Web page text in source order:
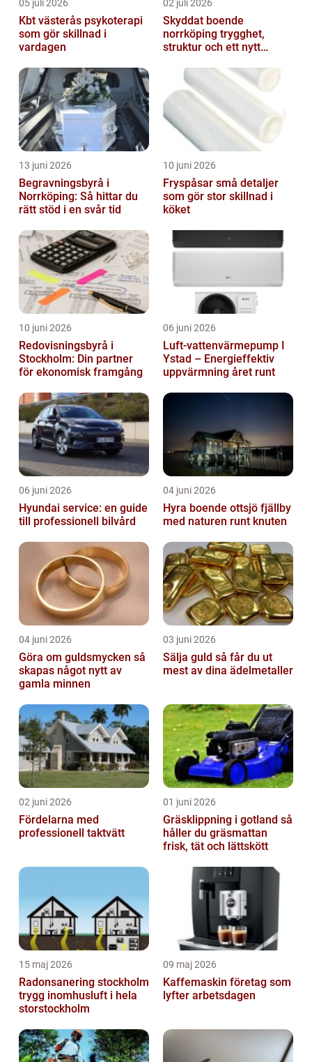
05 juli 2026
Kbt västerås psykoterapi
som gör skillnad i
vardagen
02 juli 2026
Skyddat boende
norrköping trygghet,
struktur och ett nytt
13 juni 2026
Begravningsbyrå i
Norrköping: Så hittar du
rätt stöd i en svår tid
10 juni 2026
Fryspåsar små detaljer
som gör stor skillnad i
köket
10 juni 2026
Redovisningsbyrå i
Stockholm: Din partner
för ekonomisk framgång
06 juni 2026
Luft-vattenvärmepump I
Ystad – Energieffektiv
uppvärmning året runt
06 juni 2026
Hyundai service: en guide
till professionell bilvård
04 juni 2026
Hyra boende ottsjö fjällby
med naturen runt knuten
04 juni 2026
Göra om guldsmycken så
skapas något nytt av
gamla minnen
03 juni 2026
Sälja guld så får du ut
mest av dina ädelmetaller
02 juni 2026
Fördelarna med
professionell taktvätt
01 juni 2026
Gräsklippning i gotland så
håller du gräsmattan
frisk, tät och lättskött
15 maj 2026
Radonsanering stockholm
trygg inomhusluft i hela
storstockholm
09 maj 2026
Kaffemaskin företag som
lyfter arbetsdagen